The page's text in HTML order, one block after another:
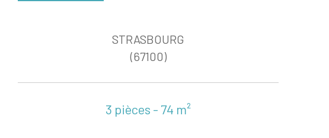
STRASBOURG
(67100)
3 pièces - 74 m²